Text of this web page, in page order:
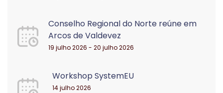
Conselho Regional do Norte reúne em
Arcos de Valdevez
19 julho 2026 - 20 julho 2026
Workshop SystemEU
14 julho 2026